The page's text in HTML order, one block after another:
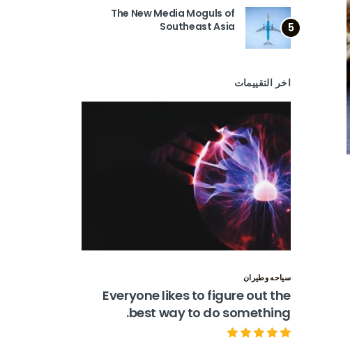
5
The New Media Moguls of
Southeast Asia
اخر التقييمات
سياحه وطيران
Everyone likes to figure out the
best way to do something.